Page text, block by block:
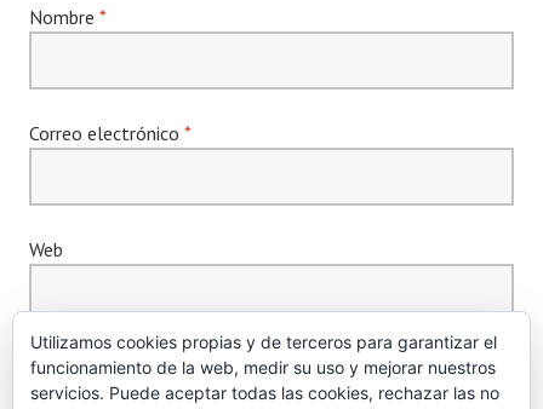
Nombre *
Correo electrónico *
Web
Utilizamos cookies propias y de terceros para garantizar el
funcionamiento de la web, medir su uso y mejorar nuestros
servicios. Puede aceptar todas las cookies, rechazar las no